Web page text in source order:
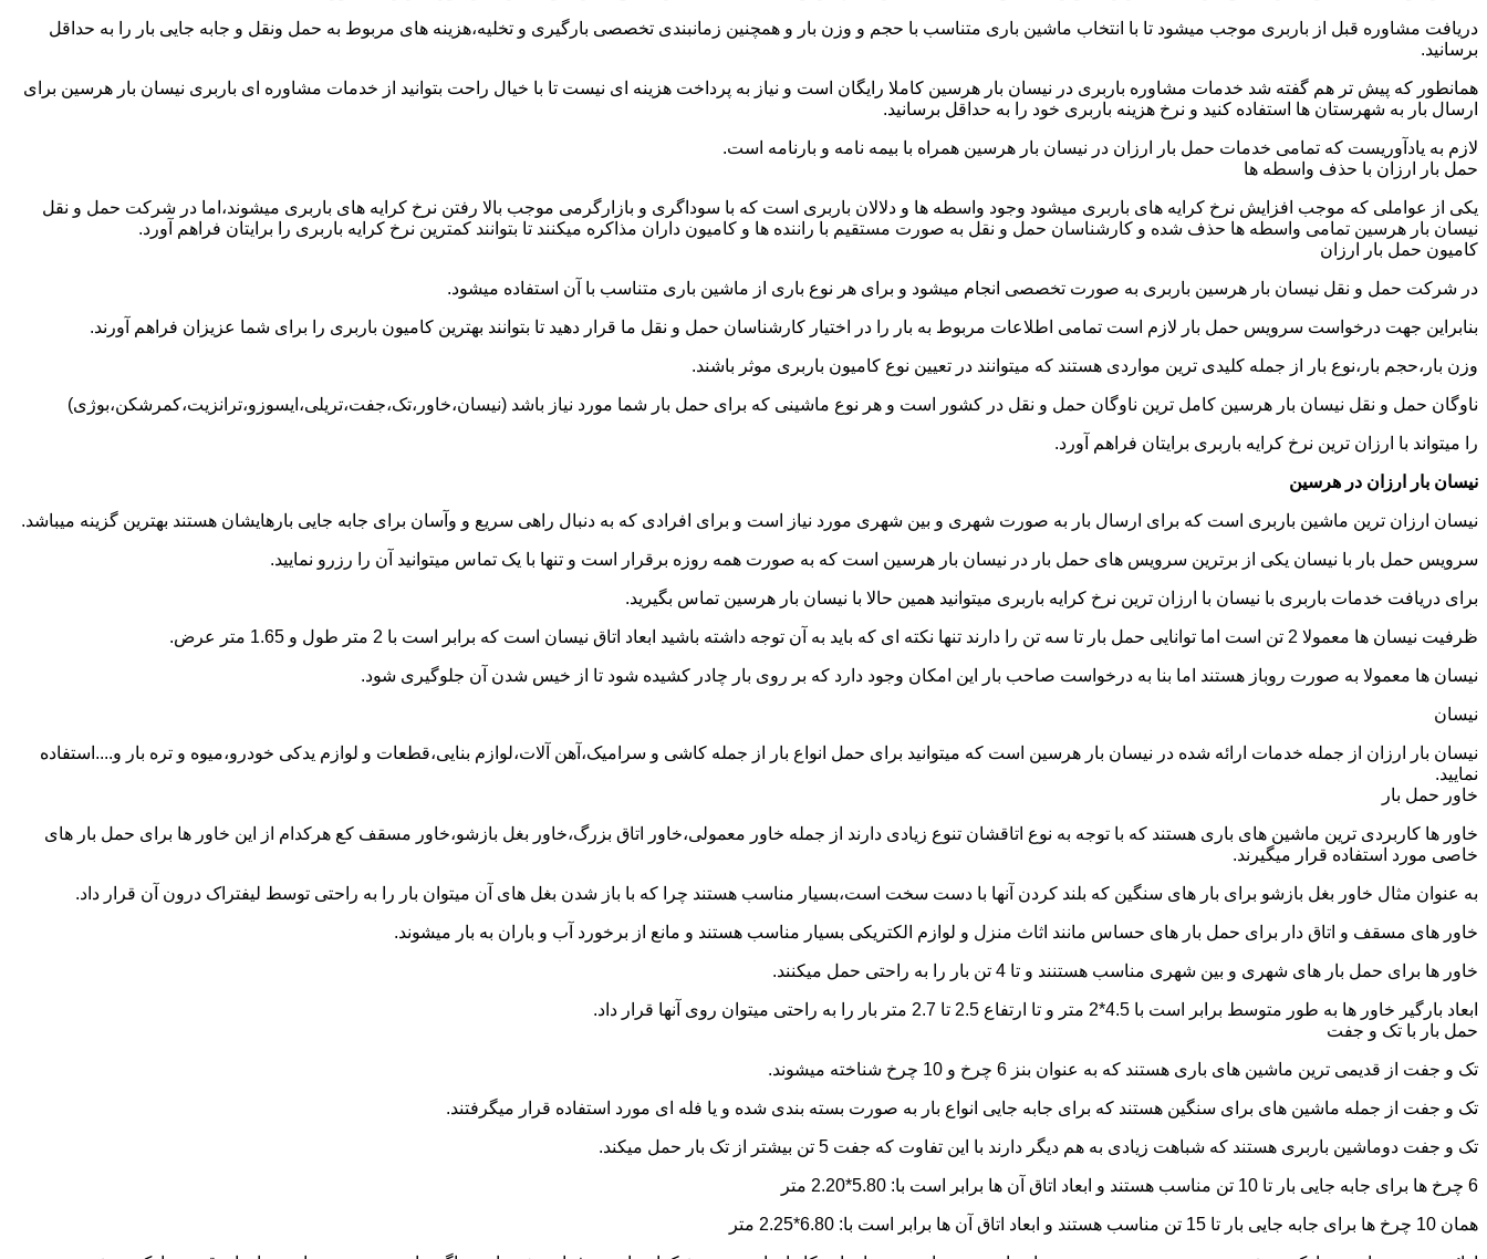
دریافت مشاوره قبل از باربری موجب میشود تا با انتخاب ماشین باری متناسب با حجم و وزن بار و همچنین زمانبندی تخصصی بارگیری و تخلیه،هزینه های مربوط به حمل ونقل و جابه جایی بار را به حداقل
برسانید.
همانطور که پیش تر هم گفته شد خدمات مشاوره باربری در نیسان بار هرسین کاملا رایگان است و نیاز به پرداخت هزینه ای نیست تا با خیال راحت بتوانید از خدمات مشاوره ای باربری نیسان بار هرسین برای
ارسال بار به شهرستان ها استفاده کنید و نرخ هزینه باربری خود را به حداقل برسانید.
لازم به یادآوریست که تمامی خدمات حمل بار ارزان در نیسان بار هرسین همراه با بیمه نامه و بارنامه است.
حمل بار ارزان با حذف واسطه ها
یکی از عواملی که موجب افزایش نرخ کرایه های باربری میشود وجود واسطه ها و دلالان باربری است که با سوداگری و بازارگرمی موجب بالا رفتن نرخ کرایه های باربری میشوند،اما در شرکت حمل و نقل
نیسان بار هرسین تمامی واسطه ها حذف شده و کارشناسان حمل و نقل به صورت مستقیم با راننده ها و کامیون داران مذاکره میکنند تا بتوانند کمترین نرخ کرایه باربری را برایتان فراهم آورد.
کامیون حمل بار ارزان
در شرکت حمل و نقل نیسان بار هرسین باربری به صورت تخصصی انجام میشود و برای هر نوع باری از ماشین باری متناسب با آن استفاده میشود.
بنابراین جهت درخواست سرویس حمل بار لازم است تمامی اطلاعات مربوط به بار را در اختیار کارشناسان حمل و نقل ما قرار دهید تا بتوانند بهترین کامیون باربری را برای شما عزیزان فراهم آورند.
وزن بار،حجم بار،نوع بار از جمله کلیدی ترین مواردی هستند که میتوانند در تعیین نوع کامیون باربری موثر باشند.
ناوگان حمل و نقل نیسان بار هرسین کامل ترین ناوگان حمل و نقل در کشور است و هر نوع ماشینی که برای حمل بار شما مورد نیاز باشد (نیسان،خاور،تک،جفت،تریلی،ایسوزو،ترانزیت،کمرشکن،بوژی)
را میتواند با ارزان ترین نرخ کرایه باربری برایتان فراهم آورد.
نیسان بار ارزان در هرسین
نیسان ارزان ترین ماشین باربری است که برای ارسال بار به صورت شهری و بین شهری مورد نیاز است و برای افرادی که به دنبال راهی سریع و وآسان برای جابه جایی بارهایشان هستند بهترین گزینه میباشد.
سرویس حمل بار با نیسان یکی از برترین سرویس های حمل بار در نیسان بار هرسین است که به صورت همه روزه برقرار است و تنها با یک تماس میتوانید آن را رزرو نمایید.
برای دریافت خدمات باربری با نیسان با ارزان ترین نرخ کرایه باربری میتوانید همین حالا با نیسان بار هرسین تماس بگیرید.
ظرفیت نیسان ها معمولا 2 تن است اما توانایی حمل بار تا سه تن را دارند تنها نکته ای که باید به آن توجه داشته باشید ابعاد اتاق نیسان است که برابر است با 2 متر طول و 1.65 متر عرض.
نیسان ها معمولا به صورت روباز هستند اما بنا به درخواست صاحب بار این امکان وجود دارد که بر روی بار چادر کشیده شود تا از خیس شدن آن جلوگیری شود.
نیسان
نیسان بار ارزان از جمله خدمات ارائه شده در نیسان بار هرسین است که میتوانید برای حمل انواع بار از جمله کاشی و سرامیک،آهن آلات،لوازم بنایی،قطعات و لوازم یدکی خودرو،میوه و تره بار و....استفاده
نمایید.
خاور حمل بار
خاور ها کاربردی ترین ماشین های باری هستند که با توجه به نوع اتاقشان تنوع زیادی دارند از جمله خاور معمولی،خاور اتاق بزرگ،خاور بغل بازشو،خاور مسقف کع هرکدام از این خاور ها برای حمل بار های
خاصی مورد استفاده قرار میگیرند.
به عنوان مثال خاور بغل بازشو برای بار های سنگین که بلند کردن آنها با دست سخت است،بسیار مناسب هستند چرا که با باز شدن بغل های آن میتوان بار را به راحتی توسط لیفتراک درون آن قرار داد.
خاور های مسقف و اتاق دار برای حمل بار های حساس مانند اثاث منزل و لوازم الکتریکی بسیار مناسب هستند و مانع از برخورد آب و باران به بار میشوند.
خاور ها برای حمل بار های شهری و بین شهری مناسب هستنند و تا 4 تن بار را به راحتی حمل میکنند.
ابعاد بارگیر خاور ها به طور متوسط برابر است با 4.5*2 متر و تا ارتفاع 2.5 تا 2.7 متر بار را به راحتی میتوان روی آنها قرار داد.
حمل بار با تک و جفت
تک و جفت از قدیمی ترین ماشین های باری هستند که به عنوان بنز 6 چرخ و 10 چرخ شناخته میشوند.
تک و جفت از جمله ماشین های برای سنگین هستند که برای جابه جایی انواع بار به صورت بسته بندی شده و یا فله ای مورد استفاده قرار میگرفتند.
تک و جفت دوماشین باربری هستند که شباهت زیادی به هم دیگر دارند با این تفاوت که جفت 5 تن بیشتر از تک بار حمل میکند.
6 چرخ ها برای جابه جایی بار تا 10 تن مناسب هستند و ابعاد اتاق آن ها برابر است با: 5.80*2.20 متر
همان 10 چرخ ها برای جابه جایی بار تا 15 تن مناسب هستند و ابعاد اتاق آن ها برابر است با: 6.80*2.25 متر